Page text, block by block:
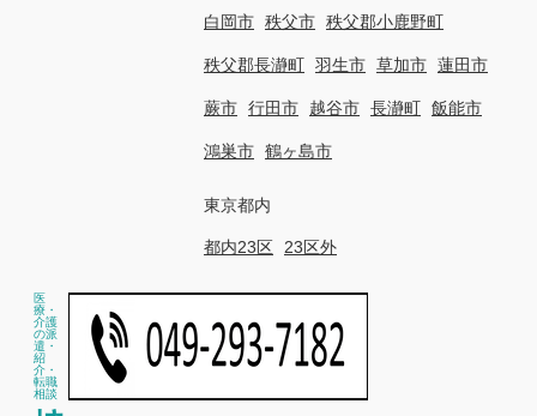
白岡市 秩父市 秩父郡小鹿野町
秩父郡長瀞町 羽生市 草加市 蓮田市
蕨市 行田市 越谷市 長瀞町 飯能市
鴻巣市 鶴ヶ島市
東京都内
都内23区 23区外
医
療・
介護
の派
遣・
紹
介・
転職
相談